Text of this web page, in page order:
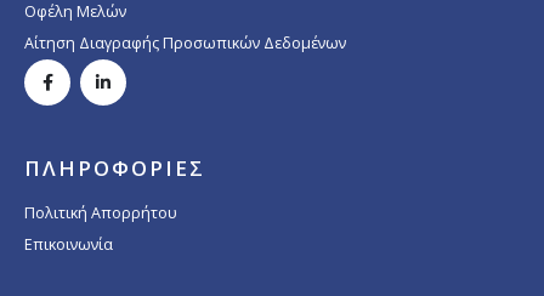
Οφέλη Μελών
Αίτηση Διαγραφής Προσωπικών Δεδομένων
ΠΛΗΡΟΦΟΡΙΕΣ
Πολιτική Απορρήτου
Επικοινωνία